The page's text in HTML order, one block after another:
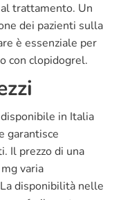
trattamento. Un
dei pazienti sulla
è essenziale per
con clopidogrel.
in Italia
garantisce
Il prezzo di una
varia
disponibilità nelle